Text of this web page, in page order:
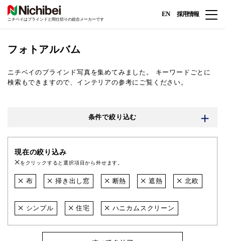
ニチベイはブラインドと間仕切りの総合メーカーです
EN 採用情報
フォトアルバム
ニチベイのブラインド写真を集めてみました。
キーワードごとに
検索もできますので、インテリアの参考にご覧ください。
条件で絞り込む
現在の絞り込み
をクリックすると選択項目から外せます。
布 掃き出し窓 断熱 遮熱 北欧
シンプル 住宅 ハニカムスクリーン